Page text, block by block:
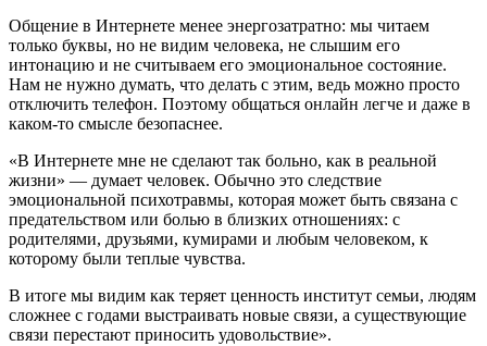
Общение в Интернете менее энергозатратно: мы читаем
только буквы, но не видим человека, не слышим его
интонацию и не считываем его эмоциональное состояние.
Нам не нужно думать, что делать с этим, ведь можно просто
отключить телефон. Поэтому общаться онлайн легче и даже в
каком-то смысле безопаснее.
«В Интернете мне не сделают так больно, как в реальной
жизни» — думает человек. Обычно это следствие
эмоциональной психотравмы, которая может быть связана с
предательством или болью в близких отношениях: с
родителями, друзьями, кумирами и любым человеком, к
которому были теплые чувства.
В итоге мы видим как теряет ценность институт семьи, людям
сложнее с годами выстраивать новые связи, а существующие
связи перестают приносить удовольствие».